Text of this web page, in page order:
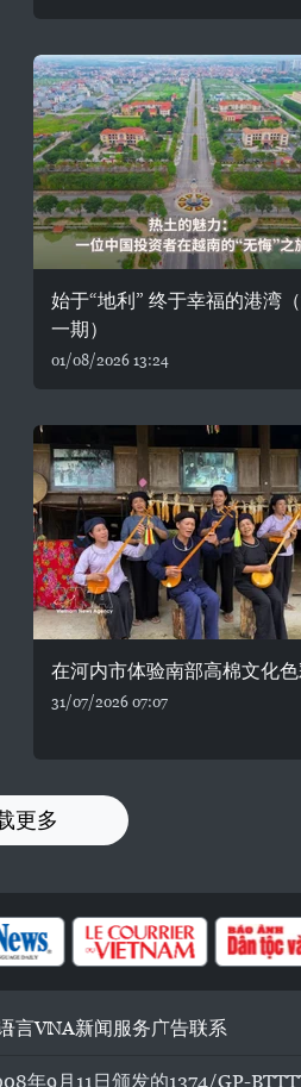
始于“地利” 终于幸福的港湾
一期）
01/08/2026 13:24
在河内市体验南部高棉文化
31/07/2026 07:07
更多
言VNA新闻服务广告联系
年9月11日颁发的1374/GP-